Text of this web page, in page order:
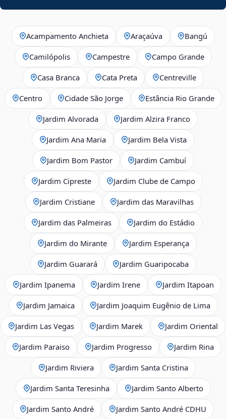
Acampamento Anchieta Araçaúva Bangú
Camilópolis Campestre Campo Grande
Casa Branca Cata Preta Centreville
Centro Cidade São Jorge Estância Rio Grande
Jardim Alvorada Jardim Alzira Franco
Jardim Ana Maria Jardim Bela Vista
Jardim Bom Pastor Jardim Cambuí
Jardim Cipreste Jardim Clube de Campo
Jardim Cristiane Jardim das Maravilhas
Jardim das Palmeiras Jardim do Estádio
Jardim do Mirante Jardim Esperança
Jardim Guarará Jardim Guaripocaba
Jardim Ipanema Jardim Irene Jardim Itapoan
Jardim Jamaica Jardim Joaquim Eugênio de Lima
Jardim Las Vegas Jardim Marek Jardim Oriental
Jardim Paraiso Jardim Progresso Jardim Rina
Jardim Riviera Jardim Santa Cristina
Jardim Santa Teresinha Jardim Santo Alberto
Jardim Santo André Jardim Santo André CDHU